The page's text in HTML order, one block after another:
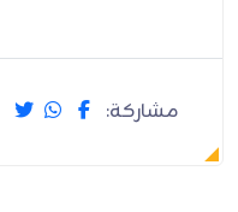
مشاركة: